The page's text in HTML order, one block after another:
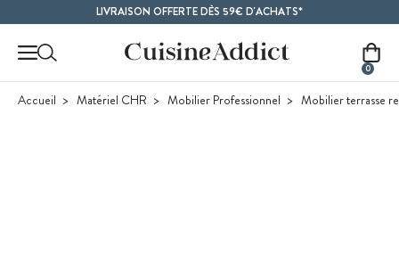
LIVRAISON OFFERTE DÈS 59€ D'ACHATS*
0
Accueil Matériel CHR Mobilier Professionnel Mobilier terrasse